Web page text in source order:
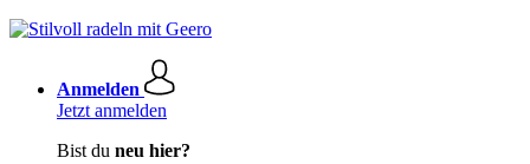
Anmelden
Jetzt anmelden
Bist du neu hier?